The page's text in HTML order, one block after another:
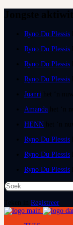
Ryno Du Plessis
Ryno Du Plessis
Ryno Du Plessis
Ryno Du Plessis
Juanri
Amanda
HENN
Ryno Du Plessis
Ryno Du Plessis
Ryno Du Plessis
Soek
na:
Registreer